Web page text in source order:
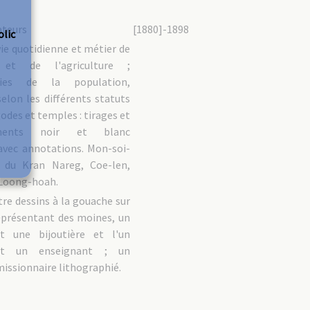
[1880]-1898
quotidienne et métier de
et de l'agriculture ;
de la population,
les différents statuts
et temples : tirages et
noir et blanc
annotations. Mon-soi-
Kran Nareg, Coe-len,
hoah.
dessins à la gouache sur
des moines, un
une bijoutière et l'un
un enseignant ; un
lithographié.